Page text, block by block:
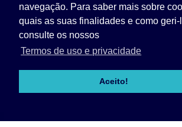
navegação. Para saber mais sobre
quais as suas finalidades e como geri-
consulte os nossos
Termos de uso e privacidade
Aceito!
Informações
Apoio ao Cliente
© 2026 TPZLabs - Trapezio do Sucesso |
reservados